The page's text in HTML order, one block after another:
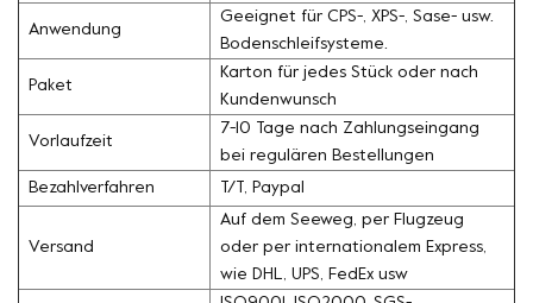
Anwendung
Geeignet für CPS-, XPS-, Sase- usw.
Bodenschleifsysteme.
Paket
Karton für jedes Stück oder nach
Kundenwunsch
Vorlaufzeit
7-10 Tage nach Zahlungseingang
bei regulären Bestellungen
Bezahlverfahren T/T, Paypal
Versand
Auf dem Seeweg, per Flugzeug
oder per internationalem Express,
wie DHL, UPS, FedEx usw